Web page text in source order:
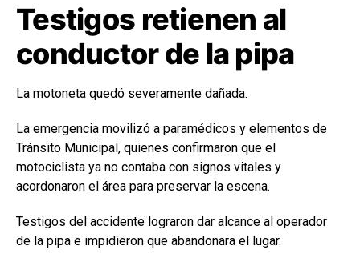
Testigos retienen al
conductor de la pipa
La motoneta quedó severamente dañada.
La emergencia movilizó a paramédicos y elementos de
Tránsito Municipal, quienes confirmaron que el
motociclista ya no contaba con signos vitales y
acordonaron el área para preservar la escena.
Testigos del accidente lograron dar alcance al operador
de la pipa e impidieron que abandonara el lugar.